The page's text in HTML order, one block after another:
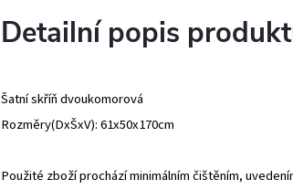
Detailní popis
Šatní skříň dvoukomorová
Rozměry(DxŠxV): 61x50x170cm
Použité zboží prochází minimálním čištěním,